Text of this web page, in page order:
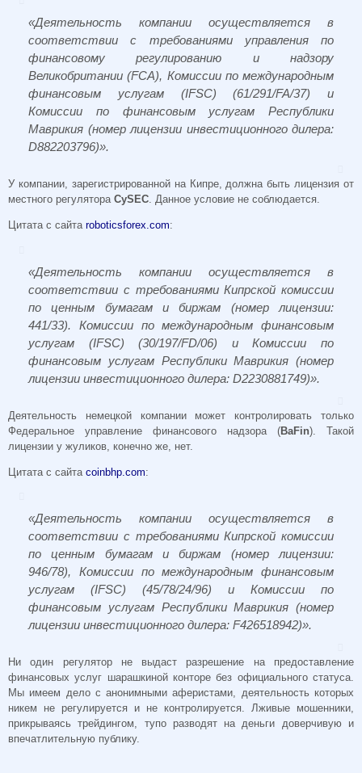
«Деятельность компании осуществляется в
соответствии с требованиями управления по
финансовому регулированию и надзору
Великобритании (FCA), Комиссии по международным
финансовым услугам (IFSC) (61/291/FA/37) и
Комиссии по финансовым услугам Республики
Маврикия (номер лицензии инвестиционного дилера:
D882203796)».
У компании, зарегистрированной на Кипре, должна быть лицензия от
местного регулятораCySEC. Данное условие не соблюдается.
Цитата с сайта roboticsforex.com:
«Деятельность компании осуществляется в
соответствии с требованиями Кипрской комиссии
по ценным бумагам и биржам (номер лицензии:
441/33). Комиссии по международным финансовым
услугам (IFSC) (30/197/FD/06) и Комиссии по
финансовым услугам Республики Маврикия (номер
лицензии инвестиционного дилера: D2230881749)».
Деятельность немецкой компании может контролировать только
Федеральное управление финансового надзора (BaFin). Такой
лицензии у жуликов, конечно же, нет.
Цитата с сайта coinbhp.com:
«Деятельность компании осуществляется в
соответствии с требованиями Кипрской комиссии
по ценным бумагам и биржам (номер лицензии:
946/78), Комиссии по международным финансовым
услугам (IFSC) (45/78/24/96) и Комиссии по
финансовым услугам Республики Маврикия (номер
лицензии инвестиционного дилера: F426518942)».
Ни один регулятор не выдаст разрешение на предоставление
финансовых услуг шарашкиной конторе без официального статуса.
Мы имеем дело с анонимными аферистами, деятельность которых
никем не регулируется и не контролируется. Лживые мошенники,
прикрываясь трейдингом, тупо разводят на деньги доверчивую и
впечатлительную публику.